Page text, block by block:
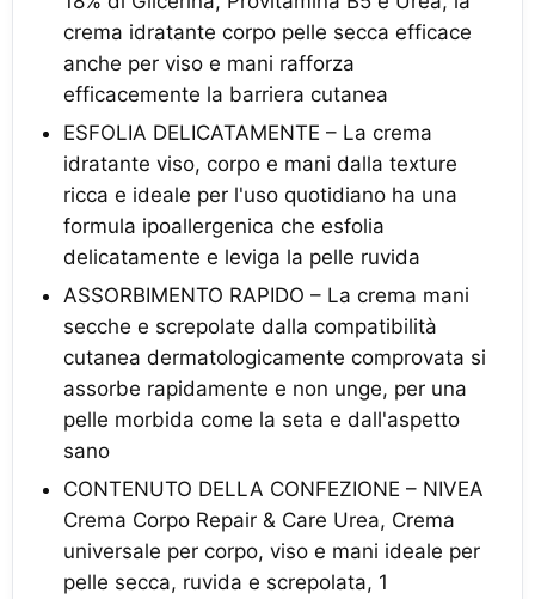
crema idratante corpo pelle secca efficace
anche per viso e mani rafforza
efficacemente la barriera cutanea
ESFOLIA DELICATAMENTE – La crema
idratante viso, corpo e mani dalla texture
ricca e ideale per l'uso quotidiano ha una
formula ipoallergenica che esfolia
delicatamente e leviga la pelle ruvida
ASSORBIMENTO RAPIDO – La crema mani
secche e screpolate dalla compatibilità
cutanea dermatologicamente comprovata si
assorbe rapidamente e non unge, per una
pelle morbida come la seta e dall'aspetto
sano
CONTENUTO DELLA CONFEZIONE – NIVEA
Crema Corpo Repair & Care Urea, Crema
universale per corpo, viso e mani ideale per
pelle secca, ruvida e screpolata, 1